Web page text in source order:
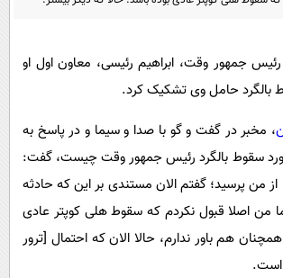
سرگرمی
گوناگون
محیط زیست
سلامت
فرهنگی
بین الملل
پیامک
آشپزی
جمهور وقت، ابراهیم رئیسی، معاون اول او
بالگرد حامل وی تشکیک کرد.
، مخبر در گفت و گو با صدا و سیما و در پاسخ به
سقوط بالگرد رئیس جمهور وقت چیست، گفت:
من پرسید؛ گفتم الان مستندی بر این که حادثه
من اصلا قبول نکردم که سقوط هلی کوپتر عادی
هم باور ندارم، حالا الان که احتمال [ترور
است.